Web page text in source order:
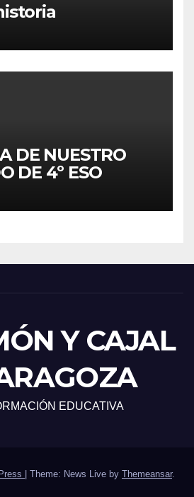
DE NUESTRO
DE 4º ESO
Y CAJAL
EDUCATIVA
Theme: News Live by Themeansar.